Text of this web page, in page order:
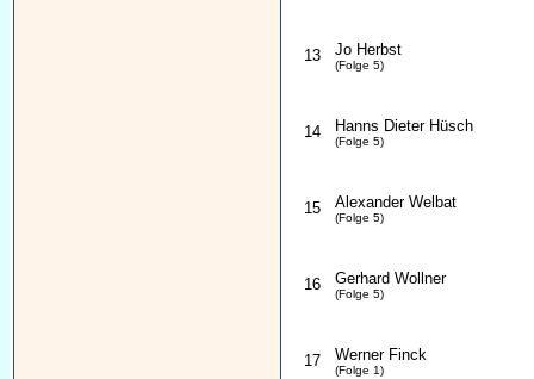
13 Jo Herbst
(Folge 5)
14 Hanns Dieter Hüsch
(Folge 5)
15 Alexander Welbat
(Folge 5)
16 Gerhard Wollner
(Folge 5)
17 Werner Finck
(Folge 1)